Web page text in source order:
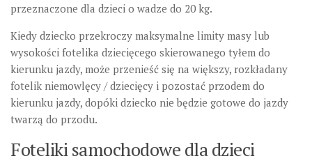
przeznaczone dla dzieci o wadze do 20 kg.
Kiedy dziecko przekroczy maksymalne limity masy lub
wysokości fotelika dziecięcego skierowanego tyłem do
kierunku jazdy, może przenieść się na większy, rozkładany
fotelik niemowlęcy / dziecięcy i pozostać przodem do
kierunku jazdy, dopóki dziecko nie będzie gotowe do jazdy
twarzą do przodu.
Foteliki samochodowe dla dzieci